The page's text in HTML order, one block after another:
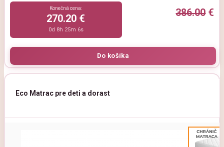
386.00€
Konečná cena:
270.20 €
0d 8h 25m 5s
Eco Matrac pre deti a dorast